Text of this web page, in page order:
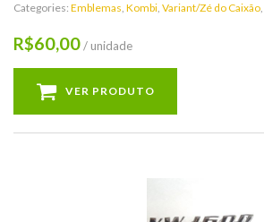
Categories: Emblemas, Kombi, Variant/Zé do Caixão,
R$60,00/ unidade
VER PRODUTO